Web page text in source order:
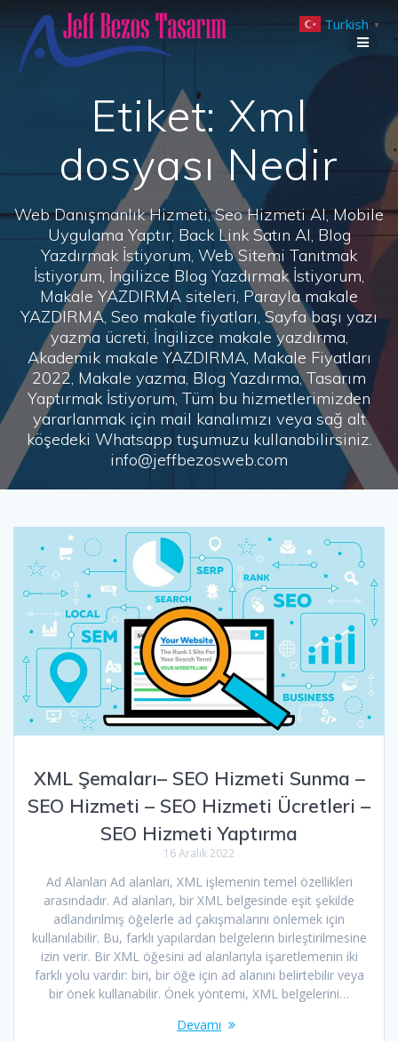
to
Etiket: Xml
dosyası Nedir
Web Danışmanlık Hizmeti, Seo Hizmeti Al, Mobile
Uygulama Yaptır, Back Link Satın Al, Blog
Yazdırmak İstiyorum, Web Sitemi Tanıtmak
İstiyorum, İngilizce Blog Yazdırmak İstiyorum,
Makale YAZDIRMA siteleri, Parayla makale
YAZDIRMA, Seo makale fiyatları, Sayfa başı yazı
yazma ücreti, İngilizce makale yazdırma,
Akademik makale YAZDIRMA, Makale Fiyatları
2022, Makale yazma, Blog Yazdırma, Tasarım
Yaptırmak İstiyorum, Tüm bu hizmetlerimizden
yararlanmak için mail kanalımızı veya sağ alt
köşedeki Whatsapp tuşumuzu kullanabilirsiniz.
info@jeffbezosweb.com
XML Şemaları– SEO Hizmeti Sunma –
SEO Hizmeti – SEO Hizmeti Ücretleri –
SEO Hizmeti Yaptırma
16 Aralık 2022
Ad Alanları Ad alanları, XML işlemenin temel özellikleri
arasındadır. Ad alanları, bir XML belgesinde eşit şekilde
adlandırılmış öğelerle ad çakışmalarını önlemek için
kullanılabilir. Bu, farklı yapılardan belgelerin birleştirilmesine
izin verir. Bir XML öğesini ad alanlarıyla işaretlemenin iki
farklı yolu vardır: biri, bir öğe için ad alanını belirtebilir veya
bir önek kullanabilir. Önek yöntemi, XML belgelerini…
Devamı
Turkish ▼